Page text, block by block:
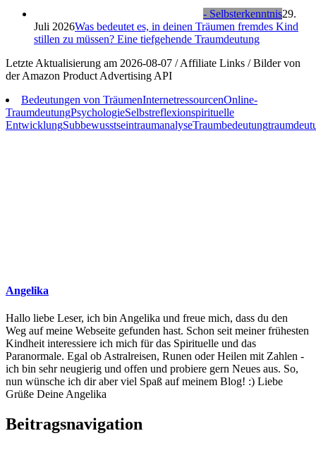
- Selbsterkenntnis29.
Juli 2026Was bedeutet es, in deinen Träumen fremdes Kind
stillen zu müssen? Eine tiefgehende Traumdeutung
Letzte Aktualisierung am 2026-08-07 / Affiliate Links / Bilder von
der Amazon Product Advertising API
Bedeutungen von TräumenInternetressourcenOnline-
TraumdeutungPsychologieSelbstreflexionspirituelle
EntwicklungSubbewusstseintraumanalyseTraumbedeutung
Angelika
Hallo liebe Leser, ich bin Angelika und freue mich, dass du den
Weg auf meine Webseite gefunden hast. Schon seit meiner frühesten
Kindheit interessiere ich mich für das Spirituelle und das
Paranormale. Egal ob Astralreisen, Runen oder Heilen mit Zahlen -
ich bin sehr neugierig und offen und probiere gern Neues aus. So,
nun wünsche ich dir aber viel Spaß auf meinem Blog! :) Liebe
Grüße Deine Angelika
Beitragsnavigation